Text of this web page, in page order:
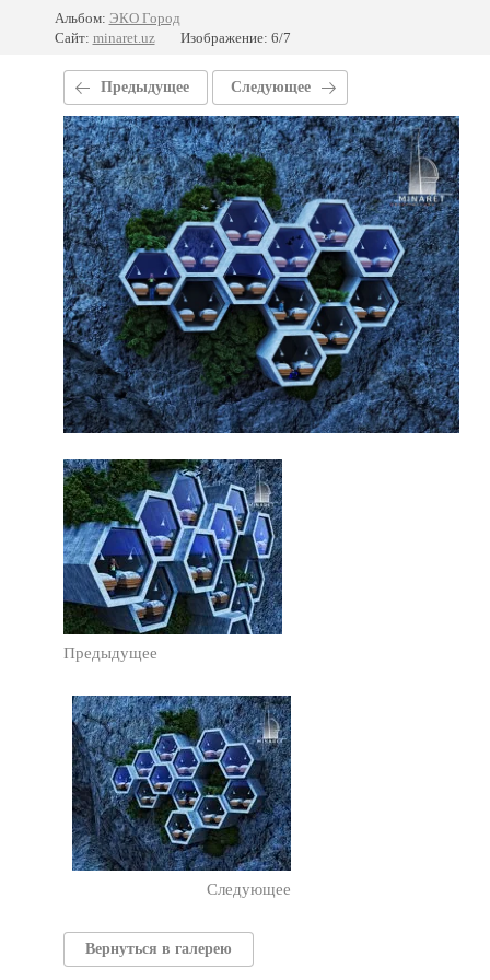
Альбом: ЭКО Город
Сайт: minaret.uz Изображение: 6/7
Предыдущее Следующее
Предыдущее
Следующее
Вернуться в галерею